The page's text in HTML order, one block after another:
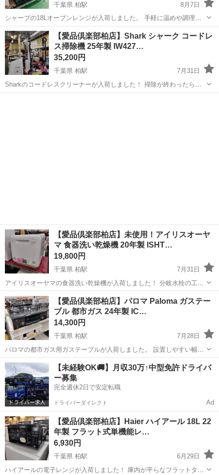
千葉県 柏駅
8月7日
シャープの18Lオーブンレンジが入荷しました。 手軽に温めや調理を
したい方におすすめ♪ 「らくチン！センサー」がついているので、分
量設定なしで自動であたためてくれるのが本当にラクですよ〜！ 操作
ダイヤルもすっきりしてい...
千葉 柏市 柏駅 キッチン家電
【愛品倶楽部柏店】Shark シャーク コードレ
ス掃除機 25年製 IW427…
35,200円
千葉県 柏駅
7月31日
Sharkのコードレスクリーナーが入荷しました！ 掃除が終わったらド
ックに戻すだけでゴミを自動で収集してくれるので、毎回のゴミ捨て
【愛品倶楽部柏店】未使用！アイリスオーヤ
マ 食器洗い乾燥機 20年製 ISHT…
19,800円
千葉県 柏駅
7月31日
アイリスオーヤマの食器洗い乾燥機が入荷しました！ 分岐水栓の工事
が要らないタンク式なので、箱から出して給水すればすぐに使える優
れもの。 手洗いが面倒な日や、賃貸にお住まいの方にもおすすめ♪ 上
下のノズルからしっかり洗っ...
千葉 柏市 柏駅 キッチン家電
【愛品倶楽部柏店】パロマ Paloma ガステー
ブル 都市ガス 24年製 IC…
14,300円
千葉県 柏駅
7月28日
パロマの都市ガス用ガステーブルが入荷しました。 設置しやすい幅
56cmのコンパクトタイプです！ 水なし片面焼きグリルでお手入れも
ラクラク。 さらに「あんしんモード」ボタンを押すだけで消し忘れ消
火時間が短縮される機能...
千葉 柏市 柏駅 キッチン家電
【未経験OK🚚】月収30万↑中型免許ドライバ
ー募集
完全週休2日で安定転職
ドライバーダイレクト Ad
【愛品倶楽部柏店】Haier ハイアール 18L 22
年製 フラット式単機能レ…
6,930円
千葉県 柏駅
6月29日
ハイアールの電子レンジが入荷しました！ 庫内が平らなフラットタイ